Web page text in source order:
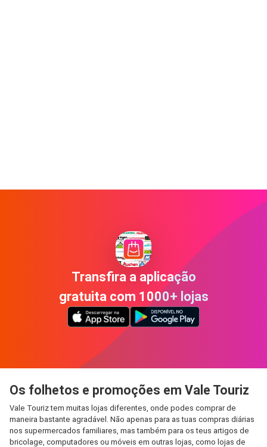
Transfira a aplicação
gratuita com 1000+ lojas
Os folhetos e promoções em Vale Touriz
Vale Touriz tem muitas lojas diferentes, onde podes comprar de
maneira bastante agradável. Não apenas para as tuas compras diárias
nos supermercados familiares, mas também para os teus artigos de
bricolage, computadores ou móveis em outras lojas, como lojas de